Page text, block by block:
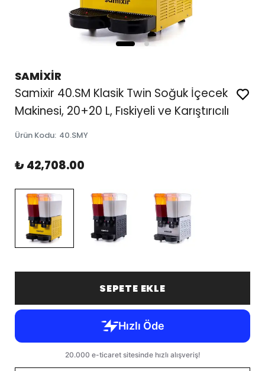
SAMİXİR
Samixir 40.SM Klasik Twin Soğuk İçecek
Makinesi, 20+20 L, Fıskiyeli ve Karıştırıcılı
Ürün Kodu: 40.SMY
₺ 42,708.00
SEPETE EKLE